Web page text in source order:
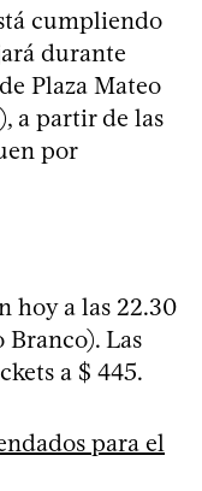
cumpliendo
durante
Plaza Mateo
a partir de las
por
hoy a las 22.30
Branco). Las
a $ 445.
para el